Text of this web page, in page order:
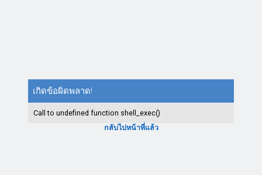
เกิดข้อผิดพลาด!
Call to undefined function shell_exec()
กลับไปหน้าที่แล้ว